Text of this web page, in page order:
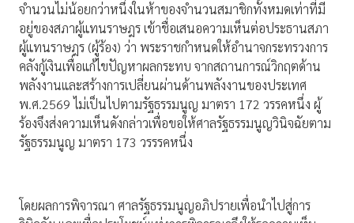
จำนวนไม่น้อยกว่าหนึ่งในห้าของจำนวนสมาชิกทั้งหมดเท่าที่มี
อยู่ของสภาผู้แทนราษฎร เข้าชื่อเสนอความเห็นต่อประธานสภา
ผู้แทนราษฎร (ผู้ร้อง) ว่า พระราชกำหนดให้อำนาจกระทรวงการ
คลังกู้เงินเพื่อแก้ไขปัญหาผลกระทบ จากสถานการณ์วิกฤตด้าน
พลังงานและสร้างการเปลี่ยนผ่านด้านพลังงานของประเทศ
พ.ศ.2569 ไม่เป็นไปตามรัฐธรรมนูญ มาตรา 172 วรรคหนึ่ง ผู้
ร้องจึงส่งความเห็นดังกล่าวเพื่อขอให้ศาลรัฐธรรมนูญวินิจฉัยตาม
รัฐธรรมนูญ มาตรา 173 วรรรคหนึ่ง
โดยผลการพิจารณา ศาลรัฐธรรมนูญอภิปรายเพื่อนำไปสู่การ